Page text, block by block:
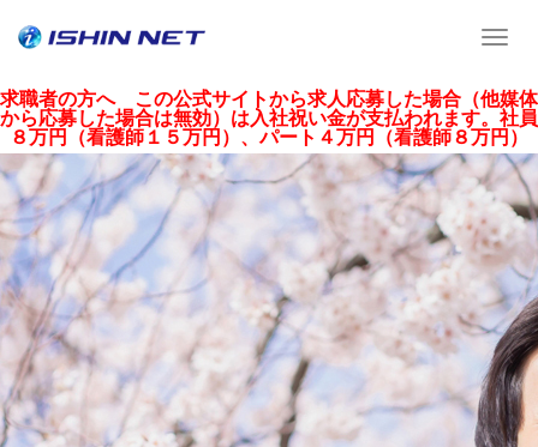
求職者の方へ この公式サイトから求人応募した場合（他媒体
から応募した場合は無効）は入社祝い金が支払われます。社員
８万円（看護師１５万円）、パート４万円（看護師８万円）
T
g
g
l
e
n
a
v
i
g
a
t
i
o
n